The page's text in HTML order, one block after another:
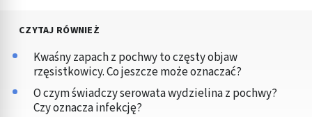
CZYTAJ RÓWNIEŻ
Kwaśny zapach z pochwy to częsty objaw
rzęsistkowicy. Co jeszcze może oznaczać?
O czym świadczy serowata wydzielina z pochwy?
Czy oznacza infekcję?